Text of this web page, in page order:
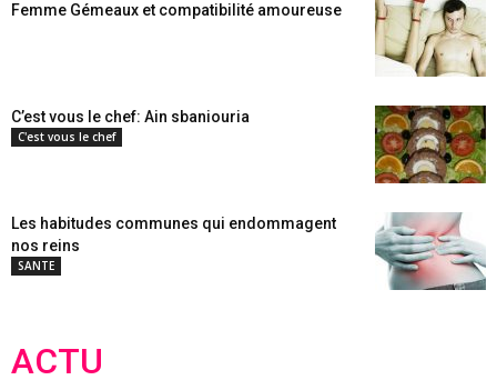
Femme Gémeaux et compatibilité amoureuse
C’est vous le chef: Ain sbaniouria
C'est vous le chef
Les habitudes communes qui endommagent
nos reins
SANTE
ACTU